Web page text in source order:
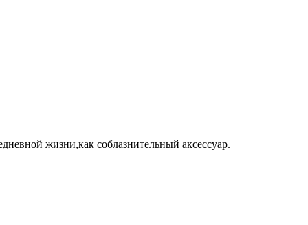
жизни,как соблазнительный аксессуар.